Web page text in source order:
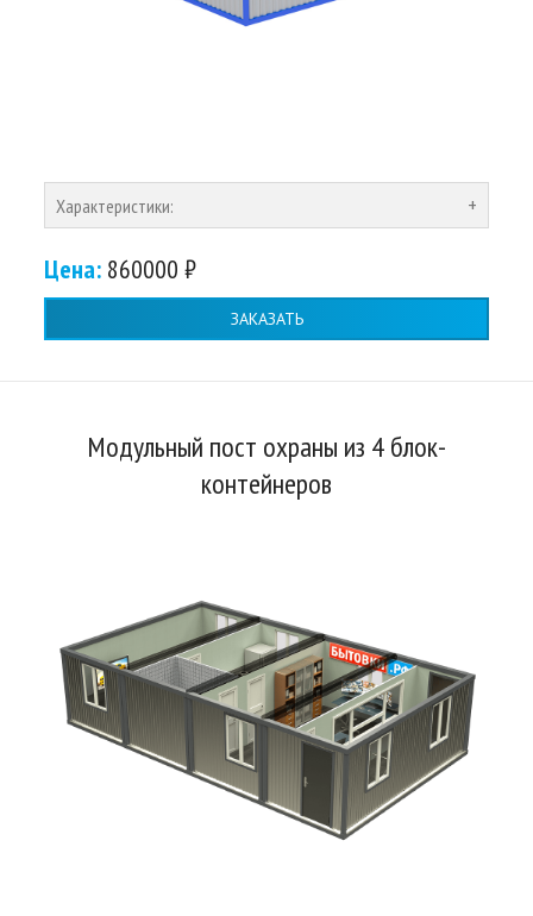
Характеристики:
Цена: 860000 ₽
ЗАКАЗАТЬ
Модульный пост охраны из 4 блок-
контейнеров